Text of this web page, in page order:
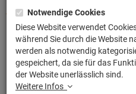
Theoretisch kann
Sportbeutel 
Kordeln
Notwendige Cookies
Diese Website verwendet
während Sie durch die Website
werden als notwendig
gespeichert, da sie für das
der Website unerlässlich sind.
Weitere Infos